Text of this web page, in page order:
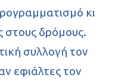
κι
στους δρόμους.
συλλογή τον
εφιάλτες τον